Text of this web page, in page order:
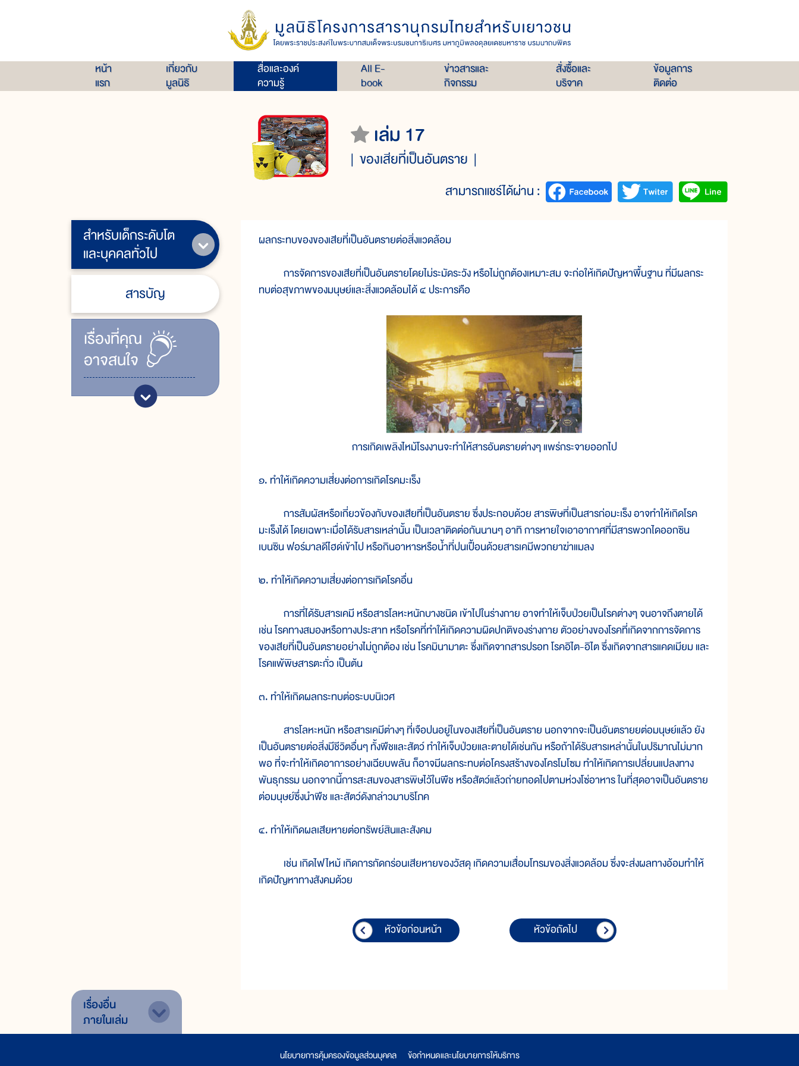
หน้า
แรก
เกี่ยวกับ
มูลนิธิ
สื่อและองค์
ความรู้
All E-
book
ข่าวสารและ
กิจกรรม
สั่งซื้อและ
บริจาค
ข้อมูลการ
ติดต่อ
เล่ม 17
ของเสียที่เป็นอันตราย
สามารถแชร์ได้ผ่าน :
สำหรับเด็กระดับโต
และบุคคลทั่วไป
สารบัญ
เรื่ิองที่คุณ
อาจสนใจ
ผลกระทบของของเสียที่เป็นอันตรายต่อสิ่งแวดล้อม
การจัดการของเสียที่เป็นอันตรายโดยไม่ระมัดระวัง หรือไม่ถูกต้องเหมาะสม จะก่อให้เกิดปัญหาพื้นฐาน ที่มีผลกระ
ทบต่อสุขภาพของมนุษย์และสิ่งแวดล้อมได้ ๔ ประการคือ
การเกิดเพลิงไหม้โรงงานจะทำให้สารอันตรายต่างๆ แพร่กระจายออกไป
๑. ทำให้เกิดความเสี่ยงต่อการเกิดโรคมะเร็ง
การสัมผัสหรือเกี่ยวข้องกับของเสียที่เป็นอันตราย ซึ่งประกอบด้วย สารพิษที่เป็นสารก่อมะเร็ง อาจทำให้เกิดโรค
มะเร็งได้ โดยเฉพาะเมื่อได้รับสารเหล่านั้น เป็นเวลาติดต่อกันนานๆ อาทิ การหายใจเอาอากาศที่มีสารพวกไดออกซิน
เบนซิน ฟอร์มาลดีไฮด์เข้าไป หรือกินอาหารหรือน้ำที่ปนเปื้อนด้วยสารเคมีพวกยาฆ่าแมลง
๒. ทำให้เกิดความเสี่ยงต่อการเกิดโรคอื่น
การที่ได้รับสารเคมี หรือสารโลหะหนักบางชนิด เข้าไปในร่างกาย อาจทำให้เจ็บป่วยเป็นโรคต่างๆ จนอาจถึงตายได้
เช่น โรคทางสมองหรือทางประสาท หรือโรคที่ทำให้เกิดความผิดปกติของร่างกาย ตัวอย่างของโรคที่เกิดจากการจัดการ
ของเสียที่เป็นอันตรายอย่างไม่ถูกต้อง เช่น โรคมินามาตะ ซึ่งเกิดจากสารปรอท โรคอิไต-อิไต ซึ่งเกิดจากสารแคดเมียม และ
โรคแพ้พิษสารตะกั่ว เป็นต้น
๓. ทำให้เกิดผลกระทบต่อระบบนิเวศ
สารโลหะหนัก หรือสารเคมีต่างๆ ที่เจือปนอยู่ในของเสียที่เป็นอันตราย นอกจากจะเป็นอันตรายยต่อมนุษย์แล้ว ยัง
เป็นอันตรายต่อสิ่งมีชีวิตอื่นๆ ทั้งพืชและสัตว์ ทำให้เจ็บป่วยและตายได้เช่นกัน หรือถ้าได้รับสารเหล่านั้นในปริมาณไม่มาก
พอ ที่จะทำให้เกิดอาการอย่างเฉียบพลัน ก็อาจมีผลกระทบต่อโครงสร้างของโครโมโซม ทำให้เกิดการเปลี่ยนแปลงทาง
พันธุกรรม นอกจากนี้การสะสมของสารพิษไว้ในพืช หรือสัตว์แล้วถ่ายทอดไปตามห่วงโซ่อาหาร ในที่สุดอาจเป็นอันตราย
ต่อมนุษย์ซึ่งนำพืช และสัตว์ดังกล่าวมาบริโภค
๔. ทำให้เกิดผลเสียหายต่อทรัพย์สินและสังคม
เช่น เกิดไฟไหม้ เกิดการกัดกร่อนเสียหายของวัสดุ เกิดความเสื่อมโทรมของสิ่งแวดล้อม ซึ่งจะส่งผลทางอ้อมทำให้
เกิดปัญหาทางสังคมด้วย
หัวข้อก่อนหน้า หัวข้อถัดไป
เรื่องอื่น
ภายในเล่ม
นโยบายการคุ้มครองข้อมูลส่วนบุคคล ข้อกำหนดและนโยบายการให้บริการ